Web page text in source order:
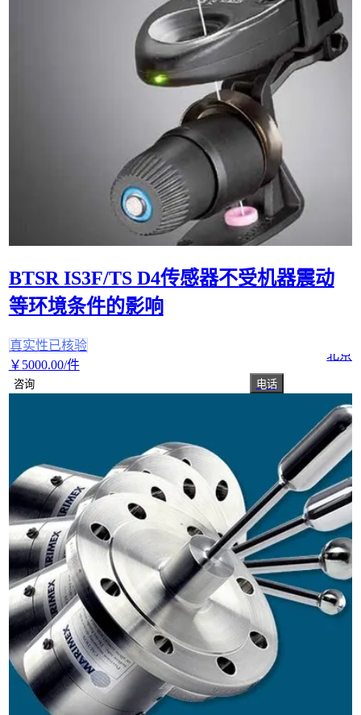
BTSR IS3F/TS D4传感器不受机器震动
等环境条件的影响
真实性已核验
￥ 5000.00/件
北京
咨询 电话